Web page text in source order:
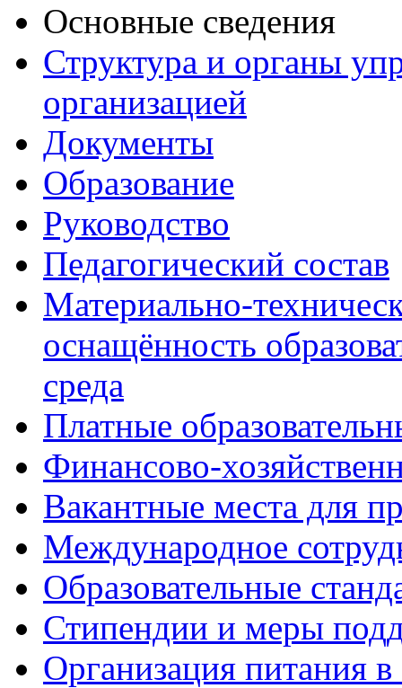
Основные сведения
Структура и органы
организацией
Документы
Образование
Руководство
Педагогический состав
Материально-
оснащённость
среда
Платные
Финансово-
Вакантные места для
Международное
Образовательные
Стипендии и меры
Организация питания в